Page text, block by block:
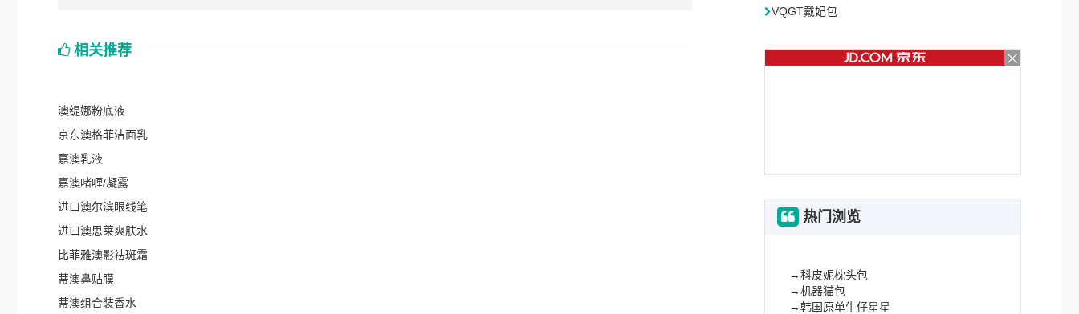
相关推荐
澳缇娜粉底液
京东澳格菲洁面乳
嘉澳乳液
嘉澳啫喱/凝露
进口澳尔滨眼线笔
进口澳思莱爽肤水
比菲雅澳影祛斑霜
蒂澳鼻贴膜
蒂澳组合装香水
VQGT戴妃包
热门浏览
→科皮妮枕头包
→机器猫包
→韩国原单牛仔星星